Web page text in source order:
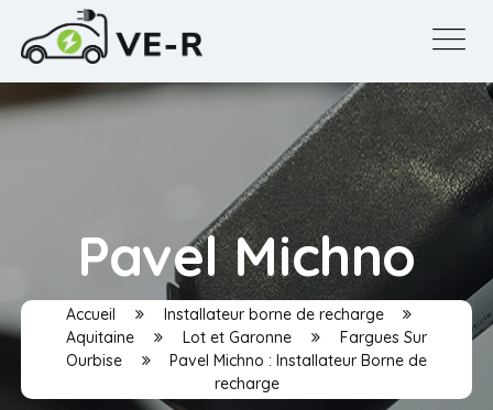
Pavel Michno
Accueil
Installateur borne de recharge
Aquitaine
Lot et Garonne
Fargues Sur
Ourbise
Pavel Michno : Installateur Borne de
recharge